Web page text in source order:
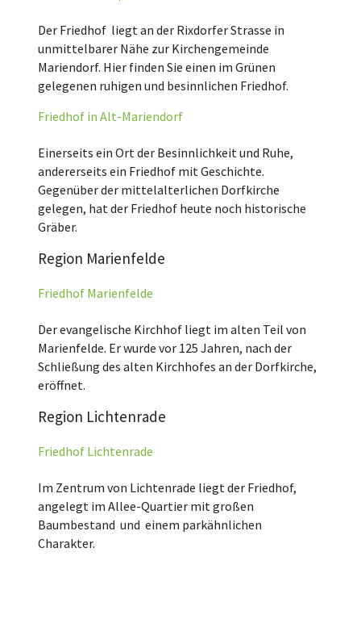
Der Friedhof liegt an der Rixdorfer Strasse in
unmittelbarer Nähe zur Kirchengemeinde
Mariendorf. Hier finden Sie einen im Grünen
gelegenen ruhigen und besinnlichen Friedhof.
Friedhof in Alt-Mariendorf
Einerseits ein Ort der Besinnlichkeit und Ruhe,
andererseits ein Friedhof mit Geschichte.
Gegenüber der mittelalterlichen Dorfkirche
gelegen, hat der Friedhof heute noch historische
Gräber.
Region Marienfelde
Friedhof Marienfelde
Der evangelische Kirchhof liegt im alten Teil von
Marienfelde. Er wurde vor 125 Jahren, nach der
Schließung des alten Kirchhofes an der Dorfkirche,
eröffnet.
Region Lichtenrade
Friedhof Lichtenrade
Im Zentrum von Lichtenrade liegt der Friedhof,
angelegt im Allee-Quartier mit großen
Baumbestand und einem parkähnlichen
Charakter.